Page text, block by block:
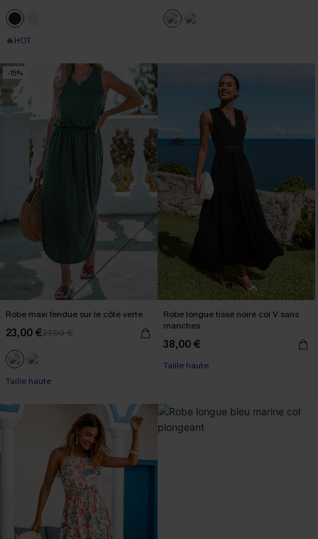
🔥HOT
-15%
Robe maxi fendue sur le côté verte
23,00 €27,00 €
Taille haute
Robe longue tissé noire col V sans
manches
38,00 €
Taille haute